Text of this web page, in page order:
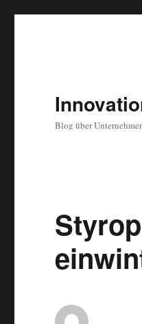
Blog über